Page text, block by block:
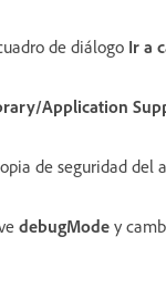
de diálogo Ir a
Application
de seguridad del
debugMode y